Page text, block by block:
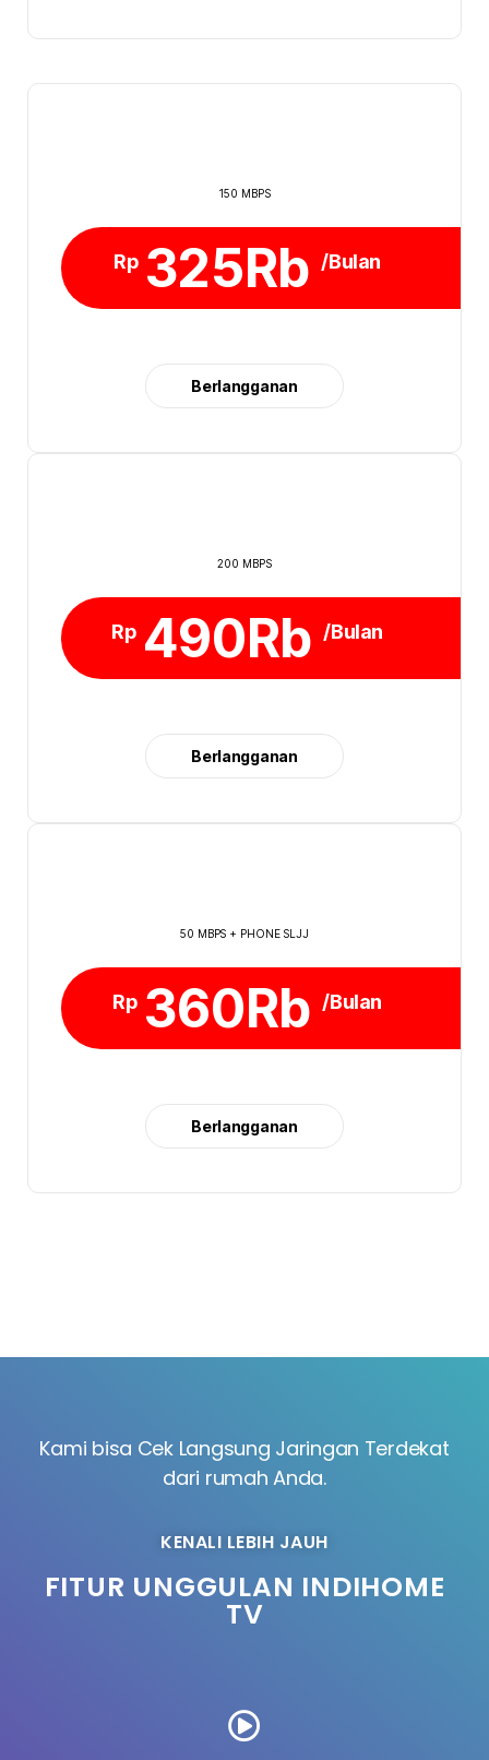
150 MBPS
Rp 325Rb /Bulan
Berlangganan
200 MBPS
Rp 490Rb /Bulan
Berlangganan
50 MBPS + PHONE SLJJ
Rp 360Rb /Bulan
Berlangganan
Kami bisa Cek Langsung Jaringan Terdekat
dari rumah Anda.
KENALI LEBIH JAUH
FITUR UNGGULAN INDIHOME
TV